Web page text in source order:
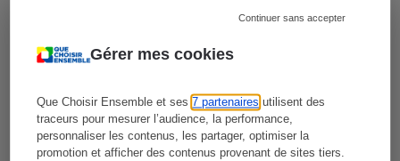
Gérer mes cookies
Que Choisir Ensemble et ses7 partenaires utilisent des
traceurs pour mesurer l’audience, la performance,
personnaliser les contenus, les partager, optimiser la
promotion et afficher des contenus provenant de sites tiers.
Continuer sans accepter